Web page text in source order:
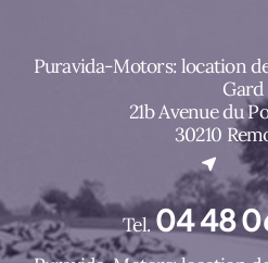
Puravida-Motors: location
Gard
21b Avenue du
30210
Tel.04 48